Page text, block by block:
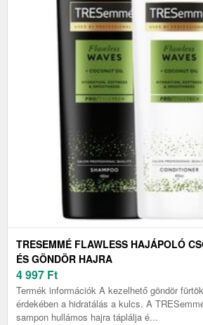
TRESEMMÉ FLAWLESS HAJÁPOLÓ
ÉS GÖNDÖR HAJRA
4 997 Ft
Termék információk A kezelhető göndör
érdekében a hidratálás a kulcs. A
sampon hullámos hajra táplálja é...